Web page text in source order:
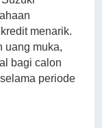
menarik.
uang muka,
bagi calon
periode